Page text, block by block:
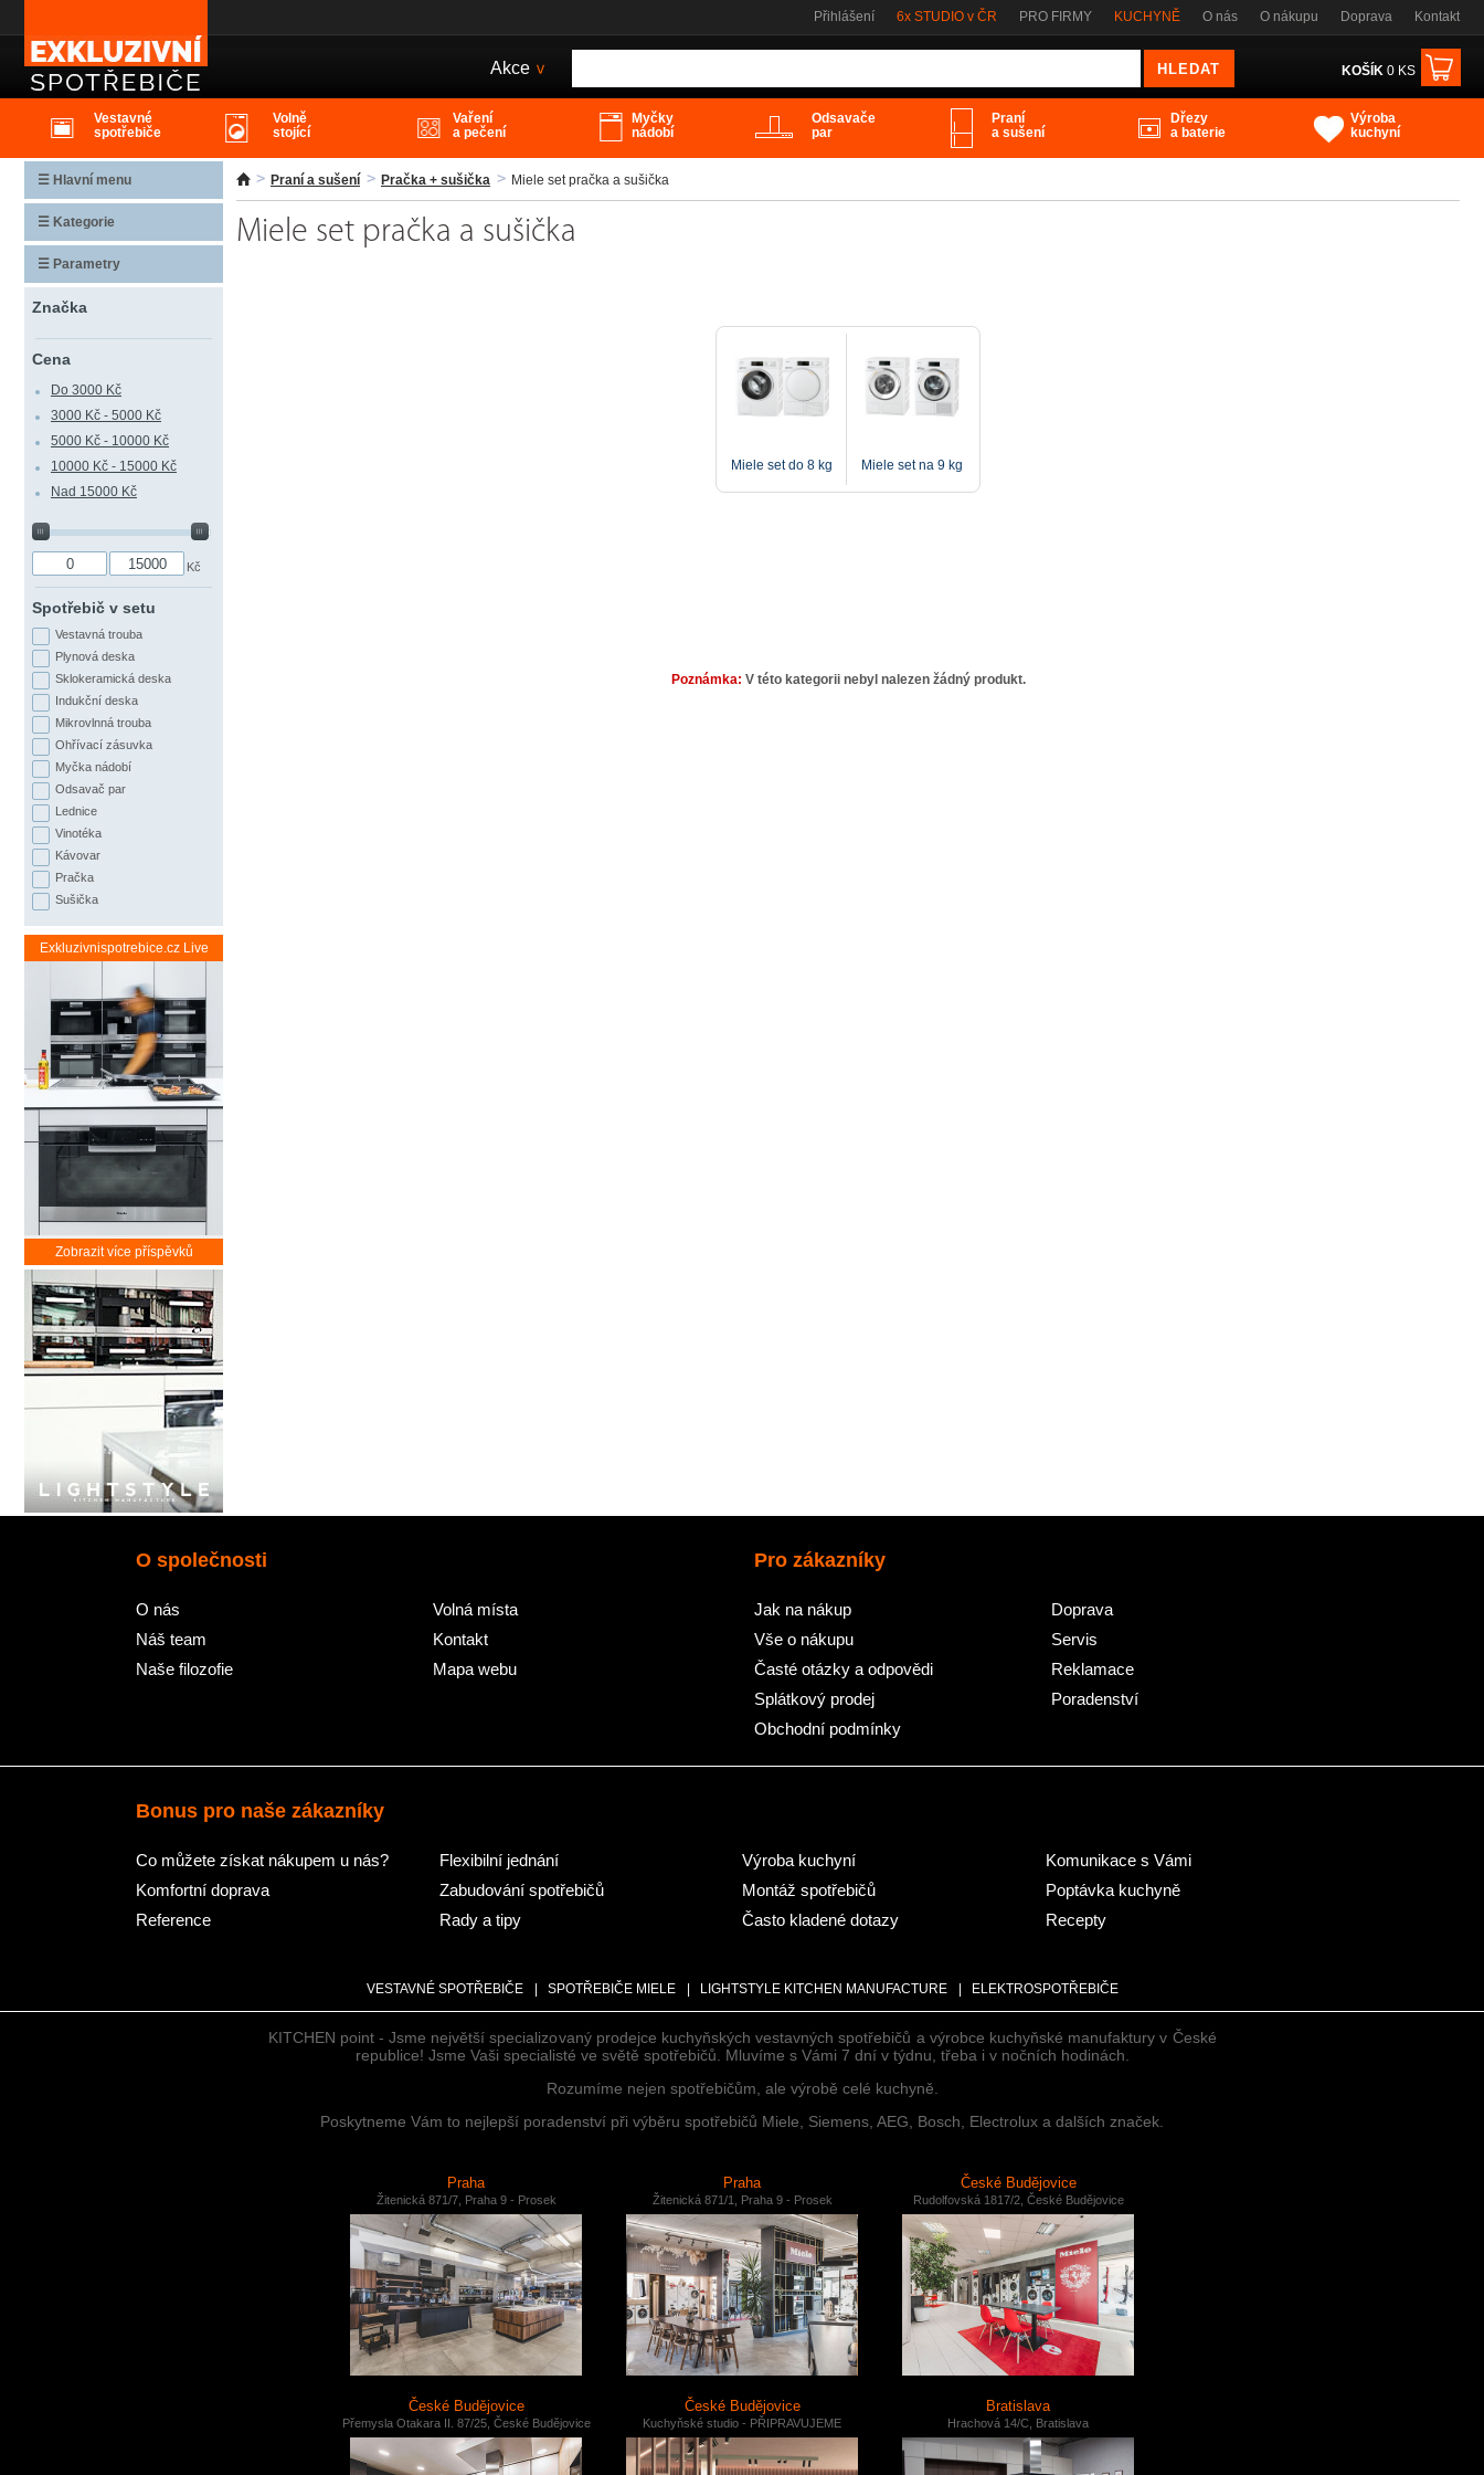
Miele set pračka a sušička
Přihlášení 6x STUDIO v ČR PRO FIRMY KUCHYNĚ O nás O nákupu Doprava Kontakt
KOŠÍK0 KS
Akce >
Vestavné
spotřebiče
Volně
stojící
Vaření
a pečení
Myčky
nádobí
Odsavače
par
Praní
a sušení
Dřezy
a baterie
Výroba
kuchyní
Praní a sušení Pračka + sušička Miele set pračka a sušička
Miele set pračka a sušička
Miele set do 8 kg Miele set na 9 kg
Poznámka: V této kategorii nebyl nalezen žádný produkt.
☰ Hlavní menu
☰ Kategorie
☰ Parametry
Značka
Cena
Do 3000 Kč
3000 Kč - 5000 Kč
5000 Kč - 10000 Kč
10000 Kč - 15000 Kč
Nad 15000 Kč
Kč
Spotřebič v setu
Vestavná trouba
Plynová deska
Sklokeramická deska
Indukční deska
Mikrovlnná trouba
Ohřívací zásuvka
Myčka nádobí
Odsavač par
Lednice
Vinotéka
Kávovar
Pračka
Sušička
Exkluzivnispotrebice.cz Live
Zobrazit více příspěvků
O společnosti
O nás
Náš team
Naše filozofie
Volná místa
Kontakt
Mapa webu
Pro zákazníky
Jak na nákup
Vše o nákupu
Časté otázky a odpovědi
Splátkový prodej
Obchodní podmínky
Doprava
Servis
Reklamace
Poradenství
Bonus pro naše zákazníky
Co můžete získat nákupem u nás?
Komfortní doprava
Reference
Flexibilní jednání
Zabudování spotřebičů
Rady a tipy
Výroba kuchyní
Montáž spotřebičů
Často kladené dotazy
Komunikace s Vámi
Poptávka kuchyně
Recepty
VESTAVNÉ SPOTŘEBIČE SPOTŘEBIČE MIELE LIGHTSTYLE KITCHEN MANUFACTURE ELEKTROSPOTŘEBIČE
KITCHEN point - Jsme největší specializovaný prodejce kuchyňských vestavných spotřebičů a výrobce kuchyňské manufaktury v České
republice! Jsme Vaši specialisté ve světě spotřebičů. Mluvíme s Vámi 7 dní v týdnu, třeba i v nočních hodinách.
Rozumíme nejen spotřebičům, ale výrobě celé kuchyně.
Poskytneme Vám to nejlepší poradenství při výběru spotřebičů Miele, Siemens, AEG, Bosch, Electrolux a dalších značek.
Praha
Žitenická 871/7, Praha 9 - Prosek
Praha
Žitenická 871/1, Praha 9 - Prosek
České Budějovice
Rudolfovská 1817/2, České Budějovice
České Budějovice
Přemysla Otakara II. 87/25, České Budějovice
České Budějovice
Kuchyňské studio - PŘIPRAVUJEME
Bratislava
Hrachová 14/C, Bratislava